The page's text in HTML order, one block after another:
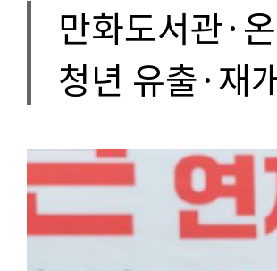
만화도서관·
청년 유출·재